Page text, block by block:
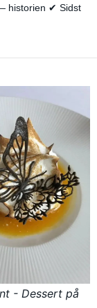
historien ✔ Sidst
- Dessert på